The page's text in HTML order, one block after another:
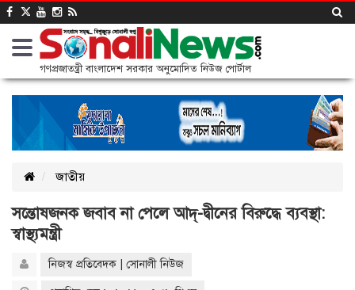
গণপ্রজাতন্ত্রী বাংলাদেশ সরকার অনুমোদিত নিউজ পোর্টাল
জাতীয়
সন্তোষজনক জবাব না পেলে আদ্-দ্বীনের বিরুদ্ধে ব্যবস্থা:
স্বাস্থ্যমন্ত্রী
নিজস্ব প্রতিবেদক | সোনালী নিউজ